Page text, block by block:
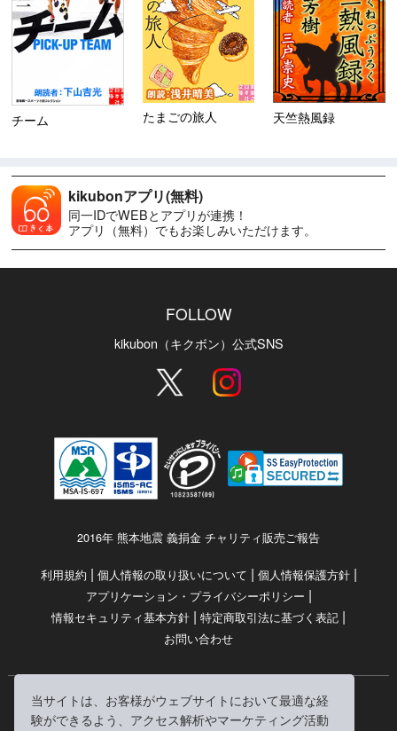
当サイトは、お客様がウェブサイトにおいて最適な経
験ができるよう、アクセス解析やマーケティング活動
チーム たまごの旅人 天竺熱風録
kikubonアプリ(無料)
同一IDでWEBとアプリが連携！
アプリ（無料）でもお楽しみいただけます。
FOLLOW
kikubon（キクボン）公式SNS
2016年 熊本地震 義捐金 チャリティ販売ご報告
利用規約 | 個人情報の取り扱いについて | 個人情報保護方針|
アプリケーション・プライバシーポリシー |
情報セキュリティ基本方針 | 特定商取引法に基づく表記 |
お問い合わせ
© RRJ Inc.